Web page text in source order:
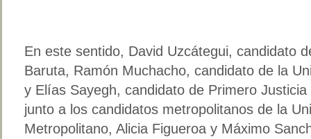
En este sentido, David Uzcátegui, candidato
Baruta, Ramón Muchacho, candidato de la
y Elías Sayegh, candidato de Primero
junto a los candidatos metropolitanos de la
Metropolitano, Alicia Figueroa y Máximo